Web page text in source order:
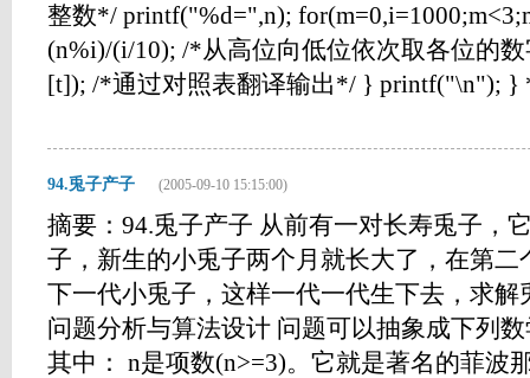
整数*/ printf("%d=",n);
(n%i)/(i/10); /*从高位向低位依次取各位的
[t]); /*通过对照表翻译输出*/ } printf("\n"); } *
94.兎子产子 (2005-09-10 15:15:00)
摘要：94.兎子产子 从前有一对长寿兎子，
子，新生的小兎子两个月就长大了，在第
下一代小兎子，这样一代一代生下去，求
问题分析与算法设计 问题可以抽象成下列
其中： n是项数(n>=3)。它就是著名的菲波